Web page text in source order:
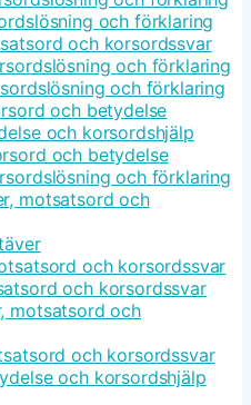
och förklaring
och korsordssvar
och förklaring
och förklaring
och betydelse
och korsordshjälp
och betydelse
och förklaring
motsatsord och
och korsordssvar
och korsordssvar
motsatsord och
och korsordssvar
och korsordshjälp